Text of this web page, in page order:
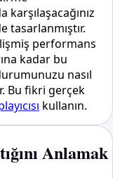
karşılaşacağınız
tasarlanmıştır.
performans
kadar bu
nasıl
Bu fikri gerçek
kullanın.
Anlamak